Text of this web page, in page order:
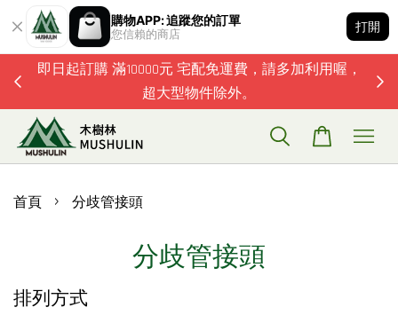
購物APP: 追蹤您的訂單
您信賴的商店
打開
即日起訂購 滿10000元 宅配免運費，請多加利用喔，
超大型物件除外。
首頁 › 分歧管接頭
分歧管接頭
排列方式